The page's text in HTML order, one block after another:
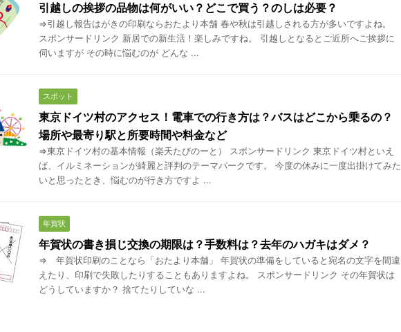
引越しの挨拶の品物は何がいい？どこで買う？のしは必要？
⇒引越し報告はがきの印刷ならおたより本舗 春や秋は引越しされる方が多いですよね。
スポンサードリンク 新居での新生活！楽しみですね。 引越しとなるとご近所へご挨拶に
伺いますが その時に悩むのが どんな ...
スポット
東京ドイツ村のアクセス！電車での行き方は？バスはどこから乗るの？
場所や最寄り駅と所要時間や料金など
⇒東京ドイツ村の基本情報（楽天たびのーと） スポンサードリンク 東京ドイツ村といえ
ば、イルミネーションが綺麗と評判のテーマパークです。 今度の休みに一度出掛けてみた
いと思ったとき、悩むのが行き方ですよ ...
年賀状
年賀状の書き損じ交換の期限は？手数料は？去年のハガキはダメ？
⇒ 年賀状印刷のことなら「おたより本舗」 年賀状の準備をしていると宛名の文字を間違
えたり、印刷で失敗したりすることもありますよね。 スポンサードリンク その年賀状は
どうしていますか？ 捨てたりしていな ...